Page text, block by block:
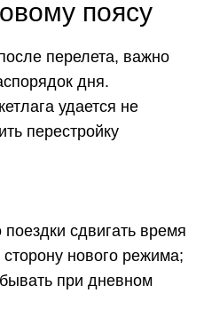
поясу
перелета, важно
дня.
удается не
перестройку
сдвигать время
нового режима;
при дневном